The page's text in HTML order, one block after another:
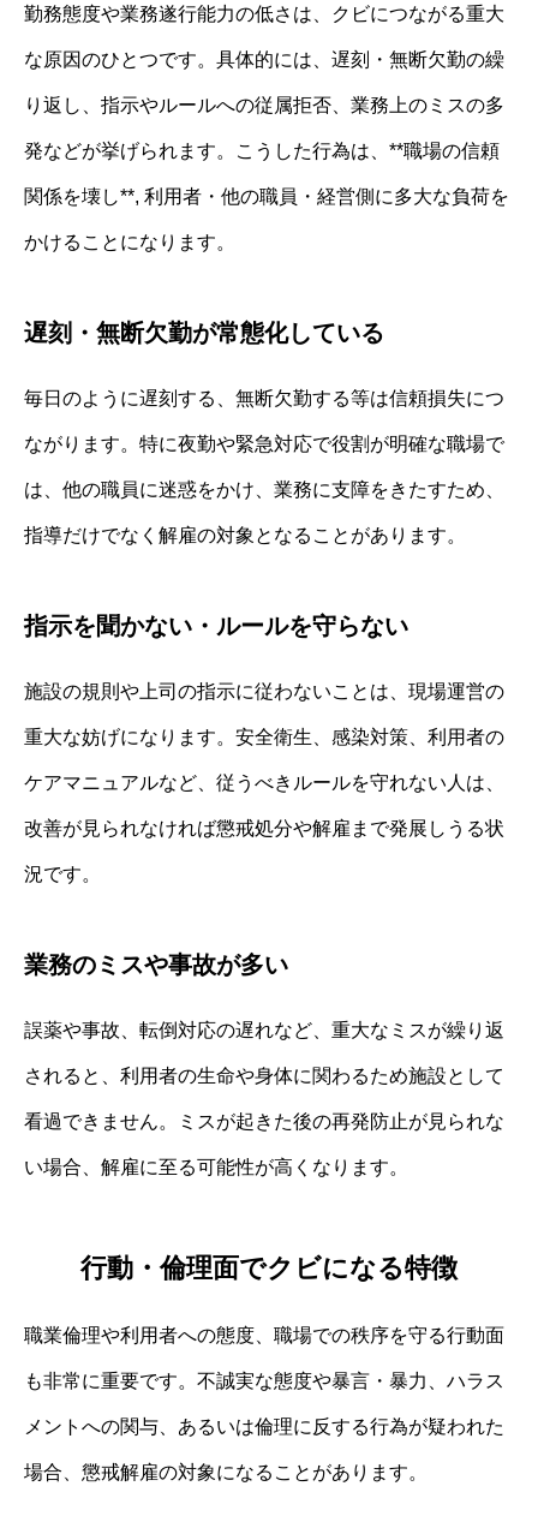
勤務態度や業務遂行能力の低さは、クビにつながる重大
な原因のひとつです。具体的には、遅刻・無断欠勤の繰
り返し、指示やルールへの従属拒否、業務上のミスの多
発などが挙げられます。こうした行為は、**職場の信頼
関係を壊し**, 利用者・他の職員・経営側に多大な負荷を
かけることになります。
遅刻・無断欠勤が常態化している
毎日のように遅刻する、無断欠勤する等は信頼損失につ
ながります。特に夜勤や緊急対応で役割が明確な職場で
は、他の職員に迷惑をかけ、業務に支障をきたすため、
指導だけでなく解雇の対象となることがあります。
指示を聞かない・ルールを守らない
施設の規則や上司の指示に従わないことは、現場運営の
重大な妨げになります。安全衛生、感染対策、利用者の
ケアマニュアルなど、従うべきルールを守れない人は、
改善が見られなければ懲戒処分や解雇まで発展しうる状
況です。
業務のミスや事故が多い
誤薬や事故、転倒対応の遅れなど、重大なミスが繰り返
されると、利用者の生命や身体に関わるため施設として
看過できません。ミスが起きた後の再発防止が見られな
い場合、解雇に至る可能性が高くなります。
行動・倫理面でクビになる特徴
職業倫理や利用者への態度、職場での秩序を守る行動面
も非常に重要です。不誠実な態度や暴言・暴力、ハラス
メントへの関与、あるいは倫理に反する行為が疑われた
場合、懲戒解雇の対象になることがあります。